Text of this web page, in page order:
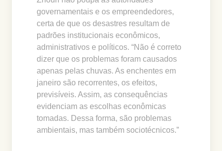
governamentais e os empreendedores,
certa de que os desastres resultam de
padrões institucionais econômicos,
administrativos e políticos. “Não é correto
dizer que os problemas foram causados
apenas pelas chuvas. As enchentes em
janeiro são recorrentes, os efeitos,
previsíveis. Assim, as consequências
evidenciam as escolhas econômicas
tomadas. Dessa forma, são problemas
ambientais, mas também sociotécnicos.”